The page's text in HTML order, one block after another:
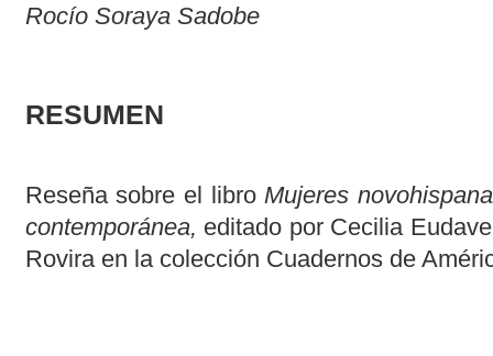
Rocío Soraya Sadobe
RESUMEN
Reseña sobre el libroMujeres
contemporánea, editado por Cecilia
Rovira en la colección Cuadernos de